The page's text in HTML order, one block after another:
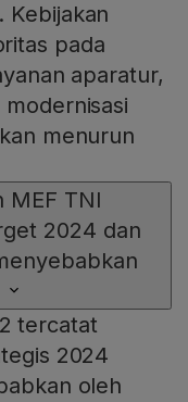
Kebijakan
pada
aparatur,
menurun
MEF TNI
2024 dan
tercatat
2024
oleh